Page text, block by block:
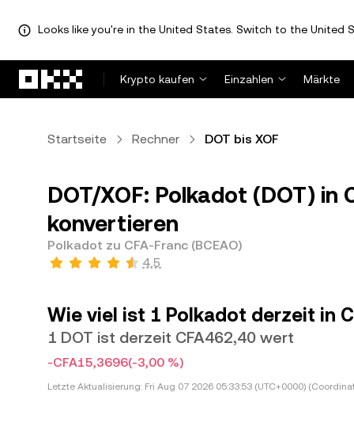
Looks like you're in the United States. Switch to the United
Krypto kaufen
Einzahlen Märkte
Startseite Rechner DOT bis XOF
DOT/XOF: Polkadot (DOT) in
konvertieren
Polkadot zu CFA-Franc (BCEAO)
4,5
Wie viel ist 1 Polkadot derzeit in
1 DOT ist derzeit CFA462,40 wert
-CFA15,3696(-3,00 %)
Letzte Aktualisierung: Fri Aug 07 2026 05:33:53 (UTC+0000)